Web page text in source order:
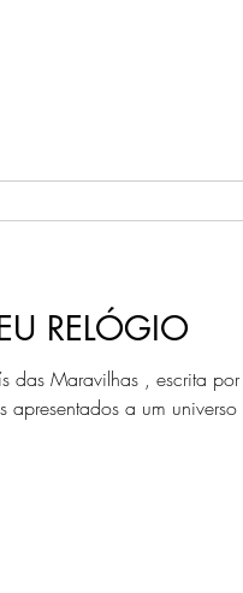
RELÓGIO
das Maravilhas , escrita por
a um universo